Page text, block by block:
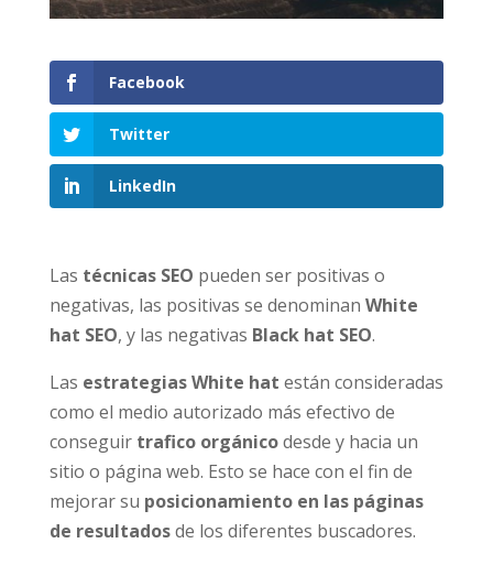
Facebook
Twitter
LinkedIn
Las técnicas SEO pueden ser positivas o
negativas, las positivas se denominan White
hat SEO, y las negativas Black hat SEO.
Las estrategias White hat están consideradas
como el medio autorizado más efectivo de
conseguir trafico orgánicodesde y hacia un
sitio o página web. Esto se hace con el fin de
mejorar su posicionamiento en las páginas
de resultadosde los diferentes buscadores.